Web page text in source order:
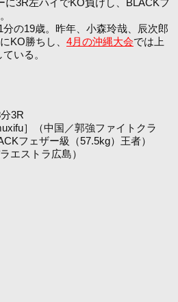
に3R左ハイでKO負けし、BLACKフ
の19歳。昨年、小森玲哉、辰次郎
KO勝ちし、 4月の沖縄大会では上
いる。
3R
］（中国／郭強ファイトクラ
フェザー級（57.5kg）王者）
エストラ広島）